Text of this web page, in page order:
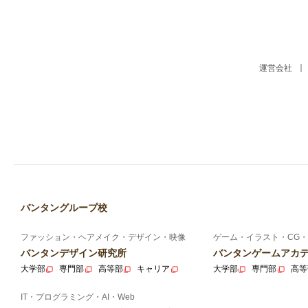
運営会社
バンタングループ校
ファッション・ヘアメイク・デザイン・映像
バンタンデザイン研究所
大学部 専門部 高等部 キャリア
ゲーム・イラスト・CG
バンタンゲームアカ
大学部 専門部 高
IT・プログラミング・AI・Web